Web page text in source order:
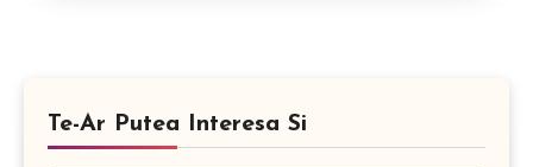
Te-Ar Putea Interesa Si